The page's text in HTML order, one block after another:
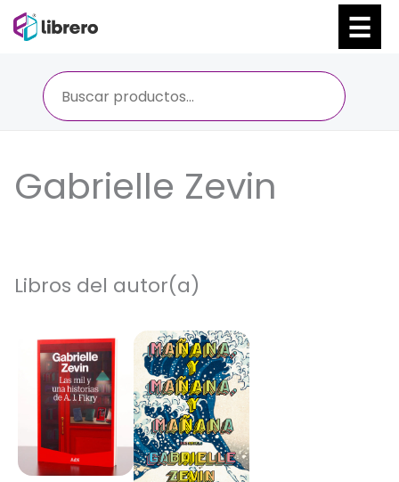
Gabrielle Zevin
Libros del autor(a)